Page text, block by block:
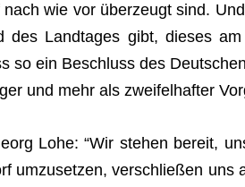
wie vor über­zeugt sind.
des Land­ta­ges gibt, die­ses
so ein Beschluss des
und mehr als zwei­fel­haf­ter
Lohe: “Wir ste­hen bereit,
umzu­set­zen, ver­schlie­ßen